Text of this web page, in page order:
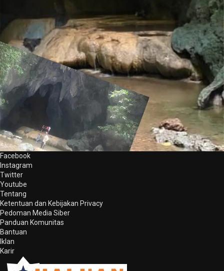
Facebook
Instagram
Twitter
Youtube
Tentang
Ketentuan dan Kebijakan Privacy
Pedoman Media Siber
Panduan Komunitas
Bantuan
Iklan
Karir